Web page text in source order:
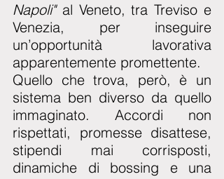
Napoli" al Veneto, tra Treviso e
Venezia, per inseguire
un’opportunità lavorativa
apparentemente promettente.
Quello che trova, però, è un
sistema ben diverso da quello
immaginato. Accordi non
rispettati, promesse disattese,
stipendi mai corrisposti,
dinamiche di bossing e una